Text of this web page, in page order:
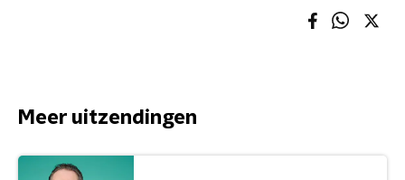
Meer uitzendingen